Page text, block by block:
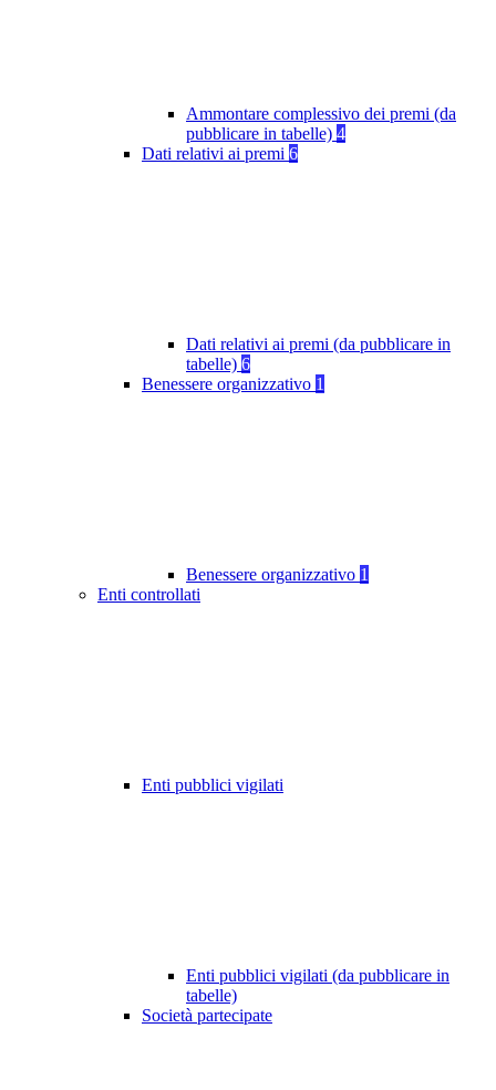
Ammontare complessivo dei premi (da
pubblicare in tabelle) 4
Dati relativi ai premi 6
Dati relativi ai premi (da pubblicare in
tabelle) 6
Benessere organizzativo 1
Benessere organizzativo 1
Enti controllati
Enti pubblici vigilati
Enti pubblici vigilati (da pubblicare in
tabelle)
Società partecipate